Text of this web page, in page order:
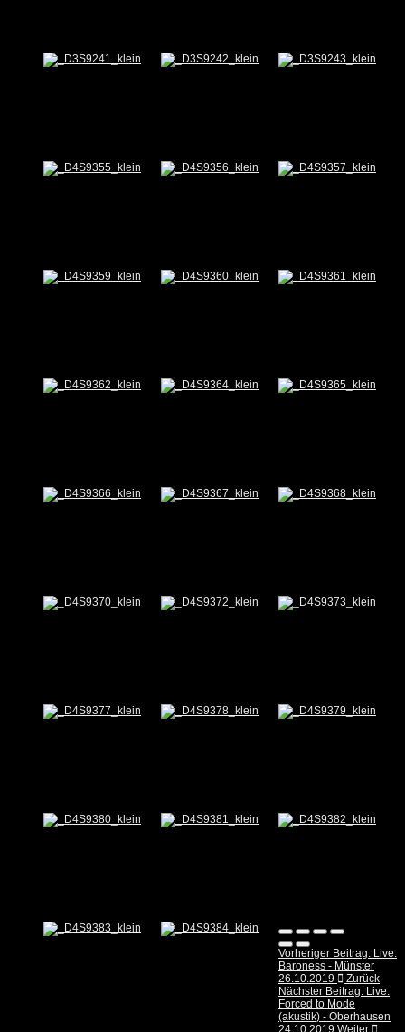
Vorheriger Beitrag: Live:
Baroness - Münster
26.10.2019
Zurück
Nächster Beitrag: Live:
Forced to Mode
(akustik) - Oberhausen